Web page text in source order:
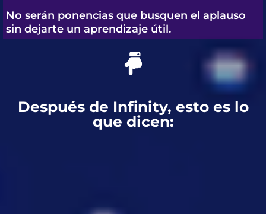
No serán ponencias que busquen el aplauso
sin dejarte un aprendizaje útil.
Después de Infinity, esto es lo
que dicen: